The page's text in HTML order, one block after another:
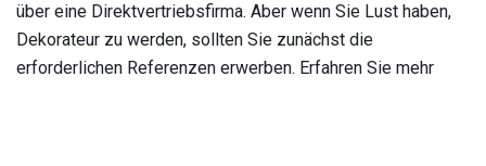
über eine Direktvertriebsfirma. Aber wenn Sie Lust haben,
Dekorateur zu werden, sollten Sie zunächst die
erforderlichen Referenzen erwerben. Erfahren Sie mehr